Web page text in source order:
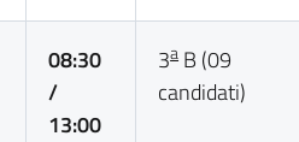
08:30
/
13:00
3a B (09
candidati)